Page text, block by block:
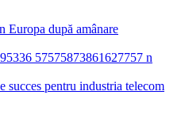
Europa după amânare
pentru industria telecom